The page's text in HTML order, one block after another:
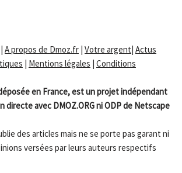
| A propos de Dmoz.fr | Votre argent| Actus
| Mentions légales | Conditions
en France, est un projet indépendant
directe avec DMOZ.ORG ni ODP de Netscape
des articles mais ne se porte pas garant ni
versées par leurs auteurs respectifs